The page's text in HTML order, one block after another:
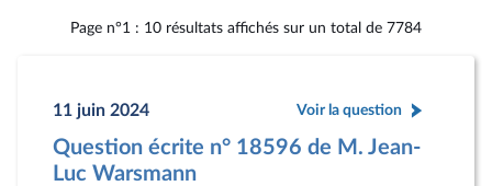
Page n°1 : 10 résultats affichés sur un total de 7784
11 juin 2024 Voir la question
Question écrite n° 18596 de M. Jean-
Luc Warsmann